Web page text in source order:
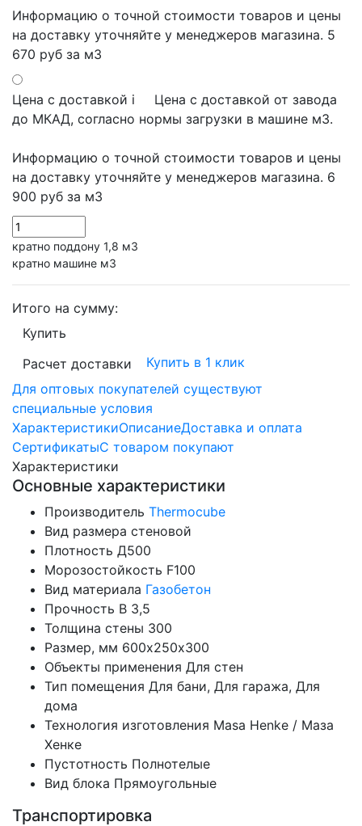
Информацию о точной стоимости товаров и цены
на доставку уточняйте у менеджеров магазина. 5
670 руб за м3
Цена с доставкой i
Цена с доставкой от завода
до МКАД, согласно нормы загрузки в машине м3.
Информацию о точной стоимости товаров и цены
на доставку уточняйте у менеджеров магазина. 6
900 руб за м3
кратно поддону 1,8 м3
кратно машине м3
Итого на сумму:
Купить
Расчет доставки
Купить в 1 клик
Для оптовых покупателей существуют
специальные условия
ХарактеристикиОписаниеДоставка и оплата
СертификатыС товаром покупают
Характеристики
Основные характеристики
Производитель Thermocube
Вид размера стеновой
Плотность Д500
Морозостойкость F100
Вид материала Газобетон
Прочность B 3,5
Толщина стены 300
Размер, мм 600х250х300
Объекты применения Для стен
Тип помещения Для бани, Для гаража, Для
дома
Технология изготовления Masa Henke / Маза
Хенке
Пустотность Полнотелые
Вид блока Прямоугольные
Транспортировка